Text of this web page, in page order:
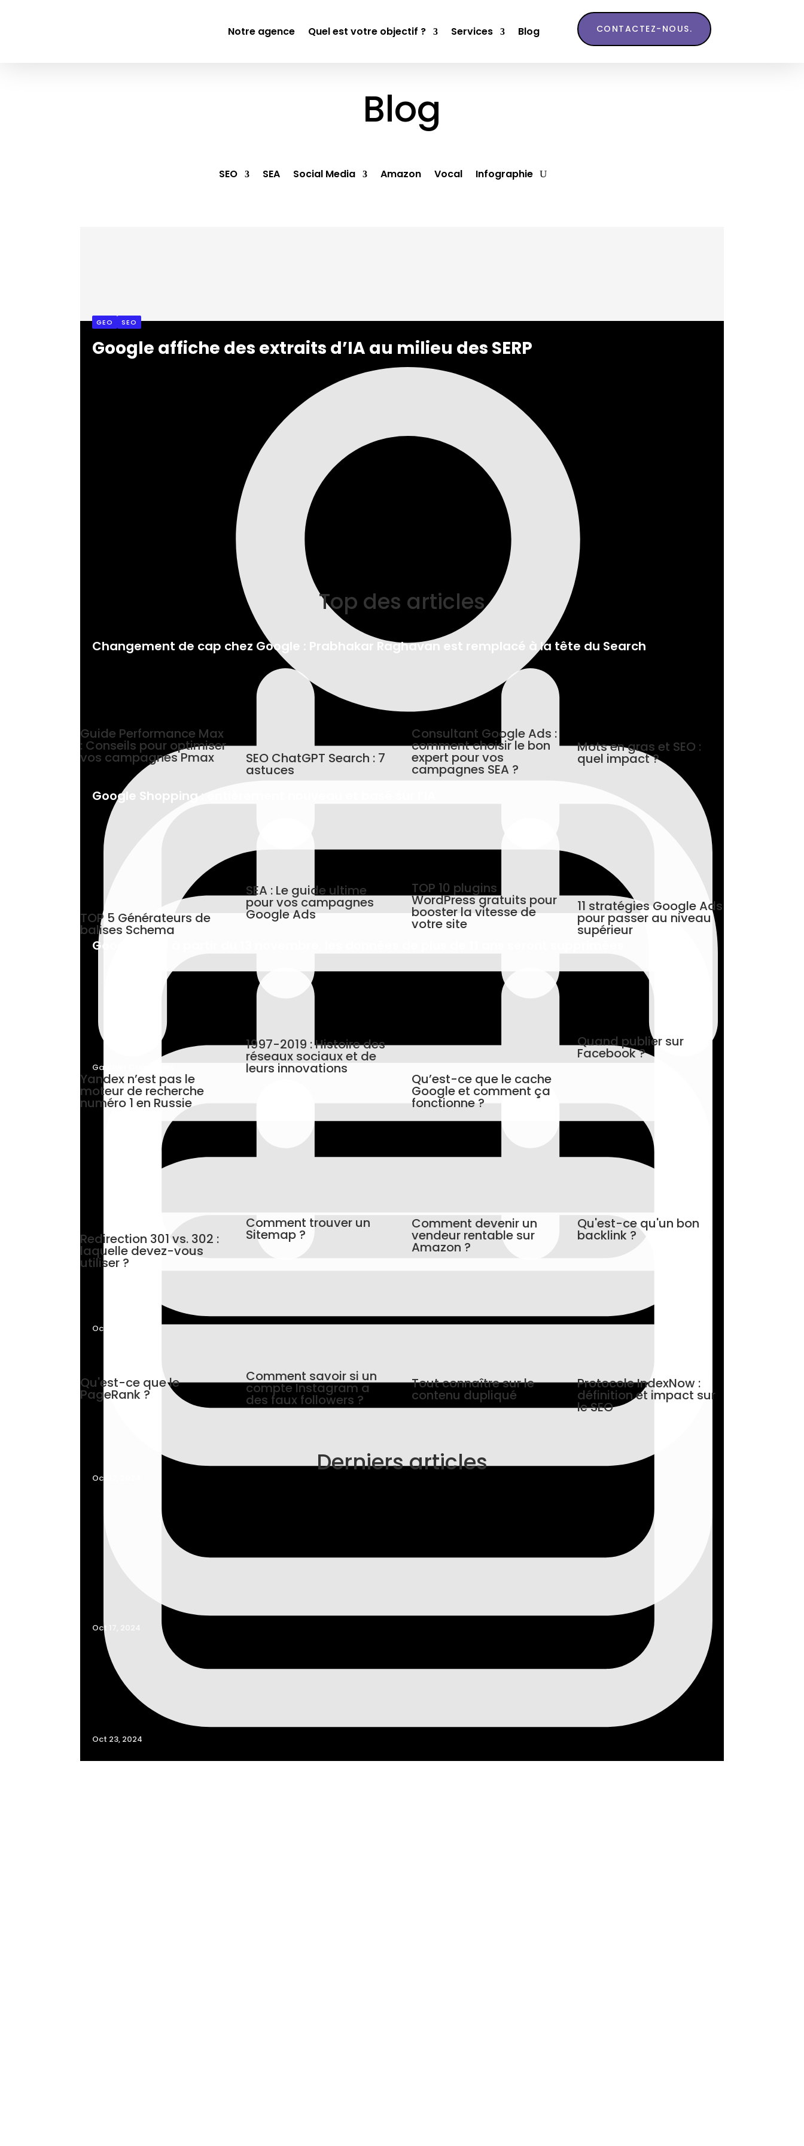
Notre agence Quel est votre objectif ? Services Blog CONTACTEZ-NOUS.
Blog
SEO SEA Social Media Amazon Vocal Infographie
GEO SEO
Google affiche des extraits d’IA au milieu des SERP
Gauthier Caizergues
Oct 23, 2024
Changement de cap chez Google : Prabhakar Raghavan est remplacé à la tête du Search
Oct 18, 2024
Google Shopping : entièrement nouveau et basé sur l’IA
Oct 17, 2024
Google Ads : à partir du 13 novembre, les données de plus de 11 ans seront supprimées
Oct 17, 2024
Top des articles
Guide Performance Max
: Conseils pour optimiser
vos campagnes Pmax SEO ChatGPT Search : 7
astuces
Consultant Google Ads :
comment choisir le bon
expert pour vos
campagnes SEA ?
Mots en gras et SEO :
quel impact ?
TOP 5 Générateurs de
balises Schema
SEA : Le guide ultime
pour vos campagnes
Google Ads
TOP 10 plugins
WordPress gratuits pour
booster la vitesse de
votre site
11 stratégies Google Ads
pour passer au niveau
supérieur
Yandex n’est pas le
moteur de recherche
numéro 1 en Russie
1997-2019 : Histoire des
réseaux sociaux et de
leurs innovations
Qu’est-ce que le cache
Google et comment ça
fonctionne ?
Quand publier sur
Facebook ?
Redirection 301 vs. 302 :
laquelle devez-vous
utiliser ?
Comment trouver un
Sitemap ?
Comment devenir un
vendeur rentable sur
Amazon ?
Qu'est-ce qu'un bon
backlink ?
Qu'est-ce que le
PageRank ?
Comment savoir si un
compte Instagram a
des faux followers ?
Tout connaître sur le
contenu dupliqué
Protocole IndexNow :
définition et impact sur
le SEO
Derniers articles